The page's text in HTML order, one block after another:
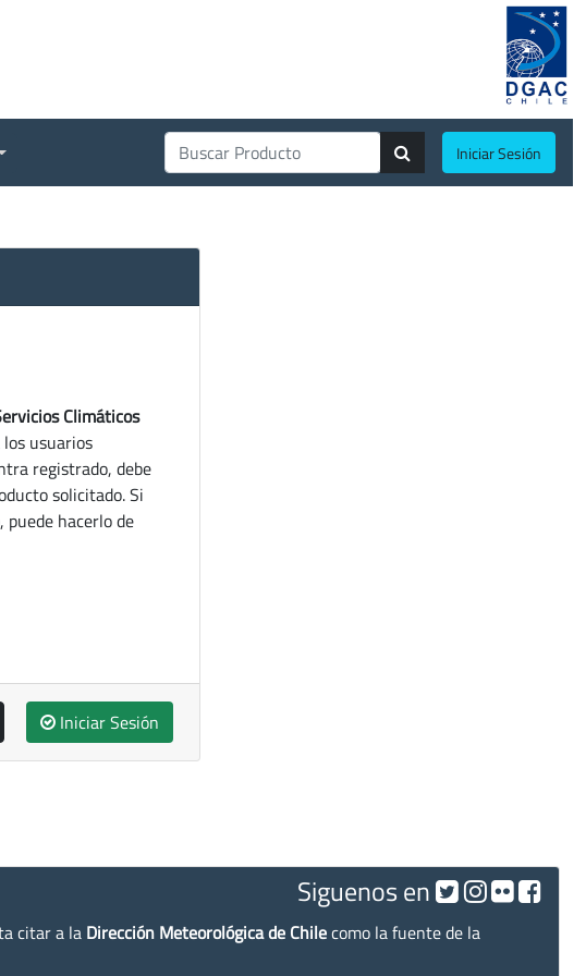
Iniciar Sesión
Climáticos
usuarios
registrado, debe
solicitado. Si
hacerlo de
Iniciar Sesión
Siguenos en
citar a la Dirección Meteorológica de Chilecomo la fuente de la